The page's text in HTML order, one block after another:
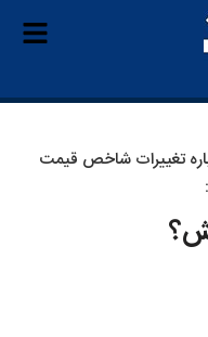
تغییرات شاخص قیمت